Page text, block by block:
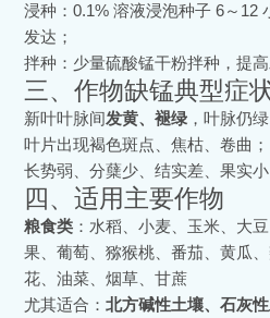
浸种：0.1% 溶液浸泡种子 6～12
发达；
拌种：少量硫酸锰干粉拌种，提
三、作物缺锰典型症
新叶叶脉间发黄、褪绿 ，叶脉仍绿
叶片出现褐色斑点、焦枯、卷曲；
长势弱、分蘖少、结实差、果实小
四、适用主要作物
粮食类 ：水稻、小麦、玉米、大
果、葡萄、猕猴桃、番茄、黄瓜
花、油菜、烟草、甘蔗
尤其适合：北方碱性土壤、石灰